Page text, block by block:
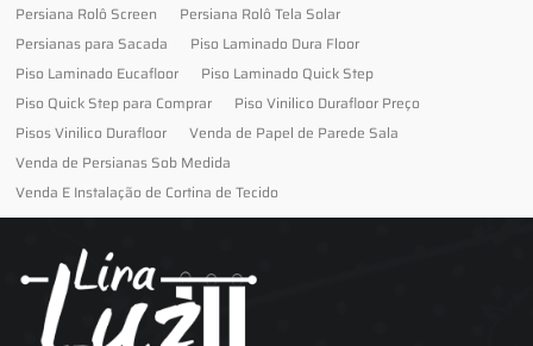
Persiana Rolô Screen
Persiana Rolô Tela Solar
Persianas para Sacada
Piso Laminado Dura Floor
Piso Laminado Eucafloor
Piso Laminado Quick Step
Piso Quick Step para Comprar
Piso Vinilico Durafloor Preço
Pisos Vinilico Durafloor
Venda de Papel de Parede Sala
Venda de Persianas Sob Medida
Venda E Instalação de Cortina de Tecido